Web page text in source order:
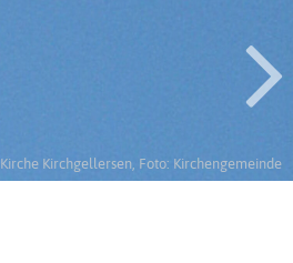
Kirche Kirchgellersen, Foto: Kirchengemeinde